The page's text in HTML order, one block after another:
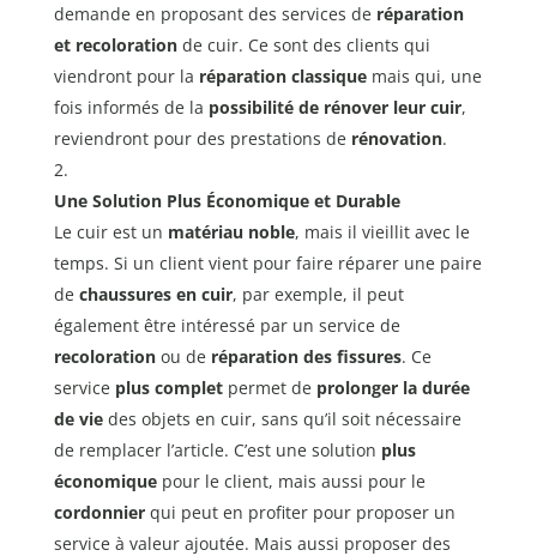
demande en proposant des services de réparation
et recolorationde cuir. Ce sont des clients qui
viendront pour la réparation classiquemais qui, une
fois informés de la possibilité de rénover leur cuir,
reviendront pour des prestations de rénovation.
Une Solution Plus Économique et Durable
Le cuir est un matériau noble, mais il vieillit avec le
temps. Si un client vient pour faire réparer une paire
de chaussures en cuir, par exemple, il peut
également être intéressé par un service de
recolorationou de réparation des fissures. Ce
service plus completpermet de prolonger la durée
de viedes objets en cuir, sans qu’il soit nécessaire
de remplacer l’article. C’est une solution plus
économiquepour le client, mais aussi pour le
cordonnierqui peut en profiter pour proposer un
service à valeur ajoutée. Mais aussi proposer des